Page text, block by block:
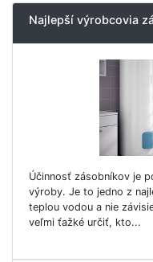
Najlepší výrobcovia
Účinnosť zásobníkov je
výroby. Je to jedno z
teplou vodou a nie
veľmi ťažké určiť, kto...